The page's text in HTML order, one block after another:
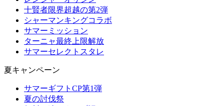
十賢者限界超越の第2弾
シャーマンキングコラボ
サマーミッション
ターニャ最終上限解放
サマーセレクトスタレ
夏キャンペーン
サマーギフトCP第1弾
夏の討伐祭